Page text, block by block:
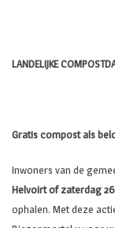
LANDELIJKE
Gratis compost als
Inwoners van de
Helvoirt of zaterdag
ophalen. Met deze